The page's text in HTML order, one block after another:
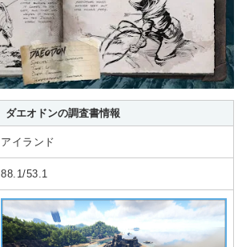
ダエオドンの調査書情報
アイランド
88.1/53.1